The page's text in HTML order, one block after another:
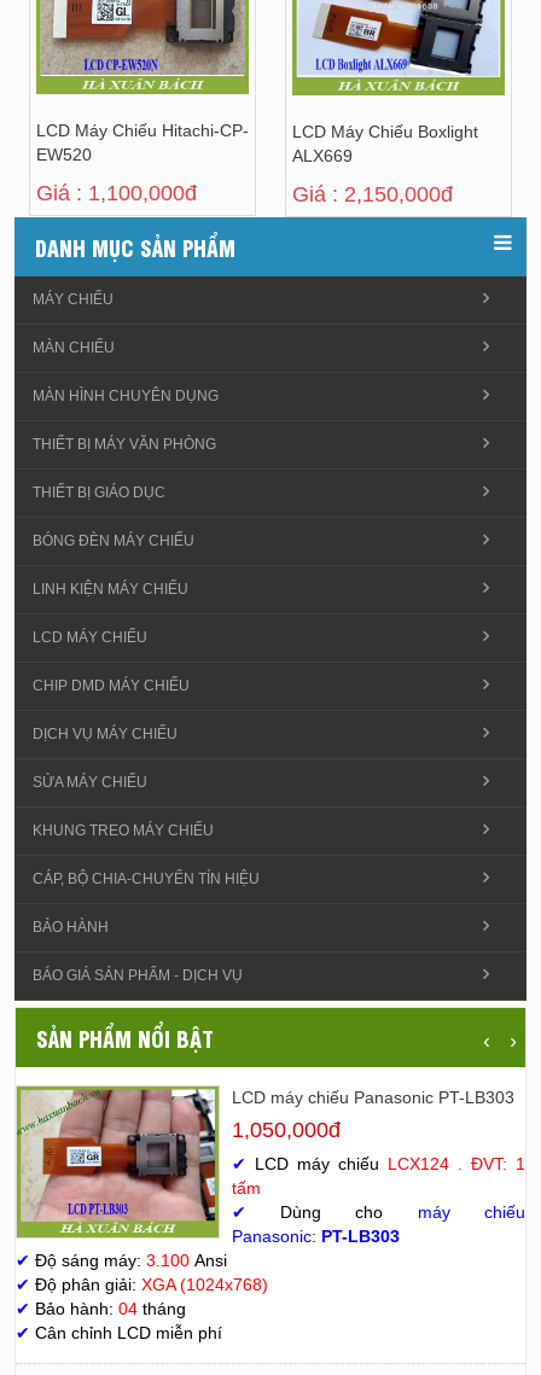
LCD Máy Chiếu Hitachi-CP-
EW520
Giá : 1,100,000đ
LCD Máy Chiếu Boxlight
ALX669
Giá : 2,150,000đ
DANH MỤC SẢN PHẨM
MÁY CHIẾU
MÀN CHIẾU
MÀN HÌNH CHUYÊN DỤNG
THIẾT BỊ MÁY VĂN PHÒNG
THIẾT BỊ GIÁO DỤC
BÓNG ĐÈN MÁY CHIẾU
LINH KIỆN MÁY CHIẾU
LCD MÁY CHIẾU
CHIP DMD MÁY CHIẾU
DỊCH VỤ MÁY CHIẾU
SỬA MÁY CHIẾU
KHUNG TREO MÁY CHIẾU
CÁP, BỘ CHIA-CHUYỂN TÍN HIỆU
BẢO HÀNH
BÁO GIÁ SẢN PHẨM - DỊCH VỤ
SẢN PHẨM NỔI BẬT ‹ ›
LCD máy chiếu Panasonic PT-LB303
1,050,000đ
✔ LCD máy chiếu LCX124 . ĐVT: 1
tấm
✔
Dùng cho máy chiếu
Panasonic: PT-LB303
✔ Độ sáng máy: 3.100 Ansi
✔ Độ phân giải: XGA (1024x768)
✔ Bảo hành: 04 tháng
✔ Cân chỉnh LCD miễn phí